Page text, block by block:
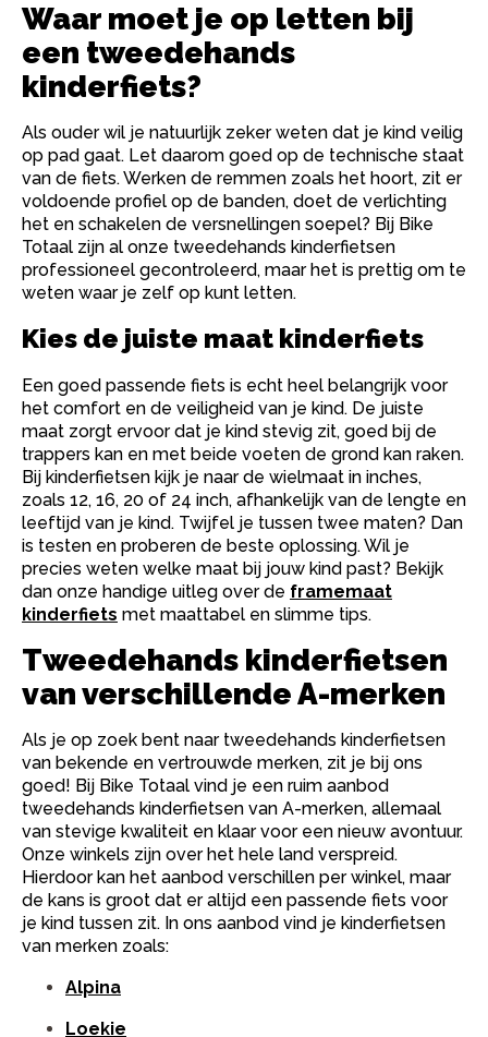
Waar moet je op letten bij
een tweedehands
kinderfiets?
Als ouder wil je natuurlijk zeker weten dat je kind veilig
op pad gaat. Let daarom goed op de technische staat
van de fiets. Werken de remmen zoals het hoort, zit er
voldoende profiel op de banden, doet de verlichting
het en schakelen de versnellingen soepel? Bij Bike
Totaal zijn al onze tweedehands kinderfietsen
professioneel gecontroleerd, maar het is prettig om te
weten waar je zelf op kunt letten.
Kies de juiste maat kinderfiets
Een goed passende fiets is echt heel belangrijk voor
het comfort en de veiligheid van je kind. De juiste
maat zorgt ervoor dat je kind stevig zit, goed bij de
trappers kan en met beide voeten de grond kan raken.
Bij kinderfietsen kijk je naar de wielmaat in inches,
zoals 12, 16, 20 of 24 inch, afhankelijk van de lengte en
leeftijd van je kind. Twijfel je tussen twee maten? Dan
is testen en proberen de beste oplossing. Wil je
precies weten welke maat bij jouw kind past? Bekijk
dan onze handige uitleg over de framemaat
kinderfiets met maattabel en slimme tips.
Tweedehands kinderfietsen
van verschillende A-merken
Als je op zoek bent naar tweedehands kinderfietsen
van bekende en vertrouwde merken, zit je bij ons
goed! Bij Bike Totaal vind je een ruim aanbod
tweedehands kinderfietsen van A-merken, allemaal
van stevige kwaliteit en klaar voor een nieuw avontuur.
Onze winkels zijn over het hele land verspreid.
Hierdoor kan het aanbod verschillen per winkel, maar
de kans is groot dat er altijd een passende fiets voor
je kind tussen zit. In ons aanbod vind je kinderfietsen
van merken zoals:
Alpina
Loekie